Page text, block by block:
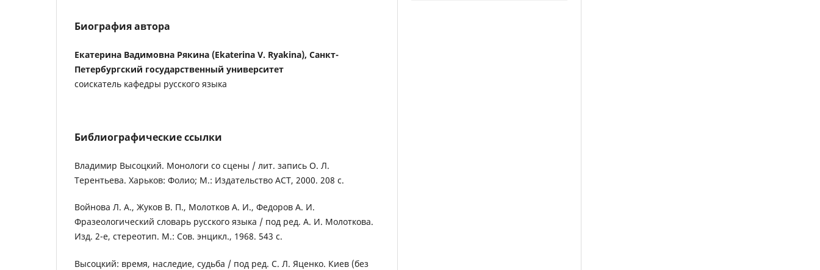
Биография автора
Екатерина Вадимовна Рякина (Ekaterina V. Ryakina), Санкт-
Петербургский государственный университет
соискатель кафедры русского языка
Библиографические ссылки
Владимир Высоцкий. Монологи со сцены / лит. запись О. Л.
Терентьева. Харьков: Фолио; М.: Издательство АСТ, 2000. 208 с.
Войнова Л. А., Жуков В. П., Молотков А. И., Федоров А. И.
Фразеологический словарь русского языка / под ред. А. И. Молоткова.
Изд. 2-е, стереотип. М.: Сов. энцикл., 1968. 543 с.
Высоцкий: время, наследие, судьба / под ред. С. Л. Яценко. Киев (без